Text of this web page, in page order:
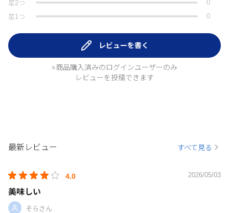
星 2つ
0
星 1つ 0
レビューを書く
※商品購入済みのログインユーザーのみ
レビューを投稿できます
最新レビュー すべて見る
4.0 2026/05/03
美味しい
そらさん